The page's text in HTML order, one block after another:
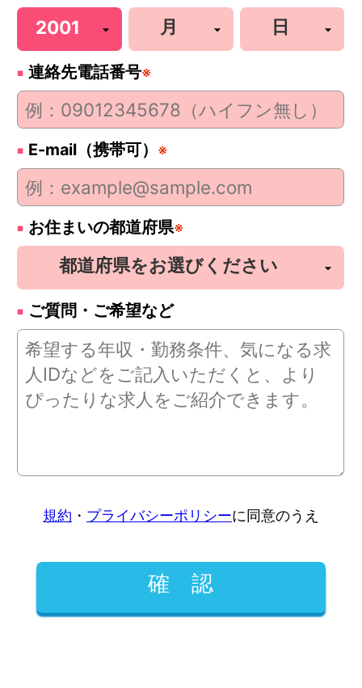
連絡先電話番号※
E-mail（携帯可） ※
お住まいの都道府県※
ご質問・ご希望など
規約 ・ プライバシーポリシーに同意のうえ